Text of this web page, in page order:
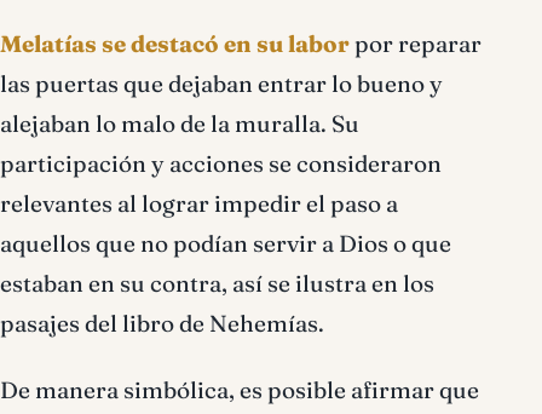
Melatías se destacó en su laborpor reparar
las puertas que dejaban entrar lo bueno y
alejaban lo malo de la muralla. Su
participación y acciones se consideraron
relevantes al lograr impedir el paso a
aquellos que no podían servir a Dios o que
estaban en su contra, así se ilustra en los
pasajes del libro de Nehemías.
De manera simbólica, es posible afirmar que